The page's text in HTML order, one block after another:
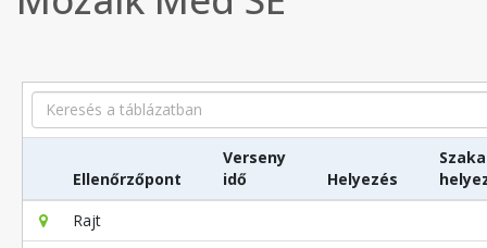
Search
Ellenőrzőpont
Verseny
idő
Helyezés
Rajt